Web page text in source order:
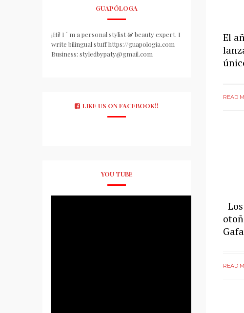
El
READ
READ
GUAPÓLOGA
¡Hi! I ´ m a personal stylist & beauty expert. I
write bilingual stuff https://guapologia.com
Business: styledbypaty@gmail.com
LIKE US ON FACEBOOK!!
YOU TUBE